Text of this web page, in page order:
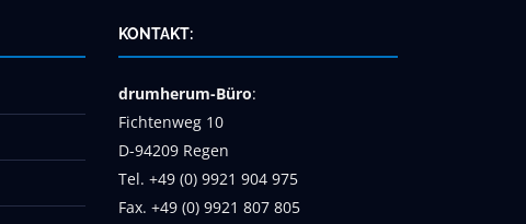
KONTAKT:
drumherum-Büro:
Fichtenweg 10
D-94209 Regen
Tel. +49 (0) 9921 904 975
Fax. +49 (0) 9921 807 805